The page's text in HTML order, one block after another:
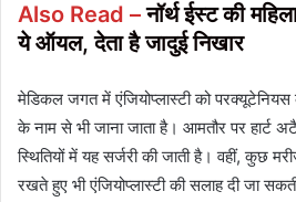
Also Read –नॉर्थ ईस्ट की
ये ऑयल, देता है जादुई निखार
मेडिकल जगत में एंजियोप्लास्टी को परक्यूटेनियस
के नाम से भी जाना जाता है। आमतौर पर हार्ट
स्थितियों में यह सर्जरी की जाती है। वहीं, कुछ
रखते हुए भी एंजियोप्लास्टी की सलाह दी जा